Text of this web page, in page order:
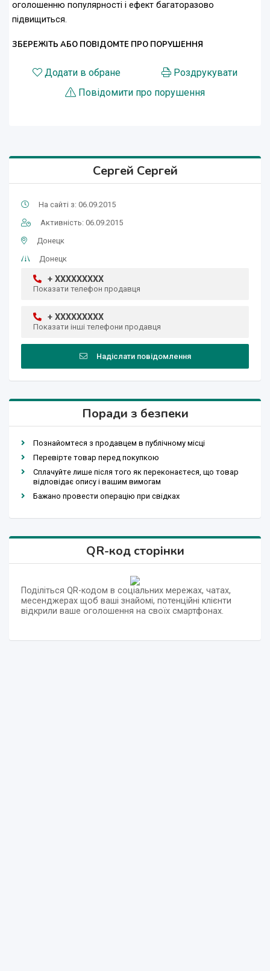
оголошенню популярності і ефект багаторазово
підвищиться.
ЗБЕРЕЖІТЬ АБО ПОВІДОМТЕ ПРО ПОРУШЕННЯ
Додати в обране
Роздрукувати
Повідомити про порушення
Сергей Сергей
На сайті з: 06.09.2015
Активність: 06.09.2015
Донецк
Донецк
+ XXXXXXXXX
Показати телефон продавця
+ XXXXXXXXX
Показати інші телефони продавця
Надіслати повідомлення
Поради з безпеки
Познайомтеся з продавцем в публічному місці
Перевірте товар перед покупкою
Сплачуйте лише після того як переконаєтеся, що товар
відповідає опису і вашим вимогам
Бажано провести операцію при свідках
QR-код сторінки
Поділіться QR-кодом в соціальних мережах, чатах,
месенджерах щоб ваші знайомі, потенційні клієнти
відкрили ваше оголошення на своїх смартфонах.